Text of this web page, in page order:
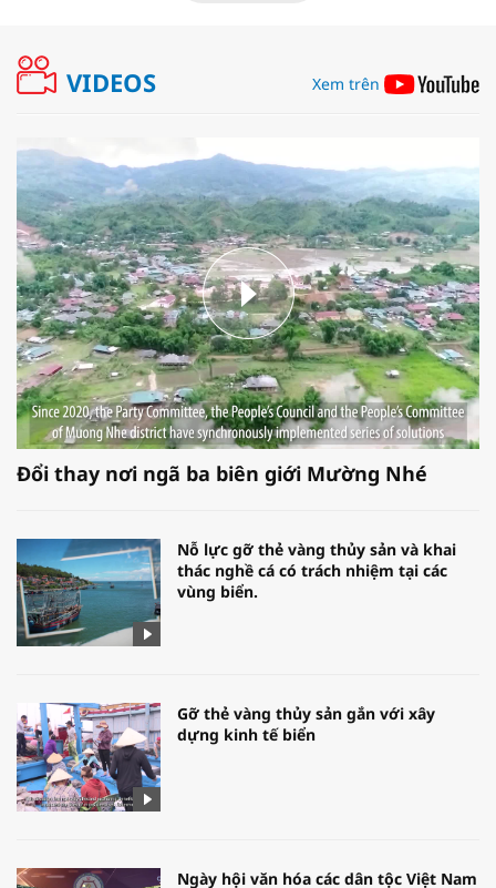
VIDEOS Xem trên
Đổi thay nơi ngã ba biên giới Mường Nhé
Nỗ lực gỡ thẻ vàng thủy sản và khai
thác nghề cá có trách nhiệm tại các
vùng biển.
Gỡ thẻ vàng thủy sản gắn với xây
dựng kinh tế biển
Ngày hội văn hóa các dân tộc Việt Nam